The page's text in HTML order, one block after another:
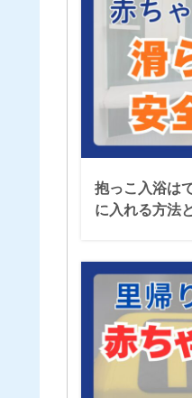
抱っこ入浴は
に入れる方法